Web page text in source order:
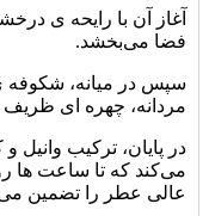
آغاز آن با رایحه‌ ی
فضا می‌بخشد.
سپس در میانه، شکوفه‌
مردانه، چهره‌ ای
در پایان، ترکیب وانیل
می‌کند که تا ساعت‌ ها
عالی عطر را تضمین